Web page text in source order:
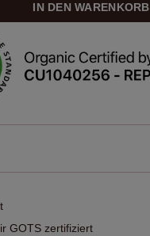
IN DEN WARENKORB
GOTS zertifiziert